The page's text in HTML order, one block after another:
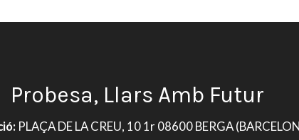
Probesa, Llars Amb Futur
PLAÇA DE LA CREU, 10 1r 08600 BERGA